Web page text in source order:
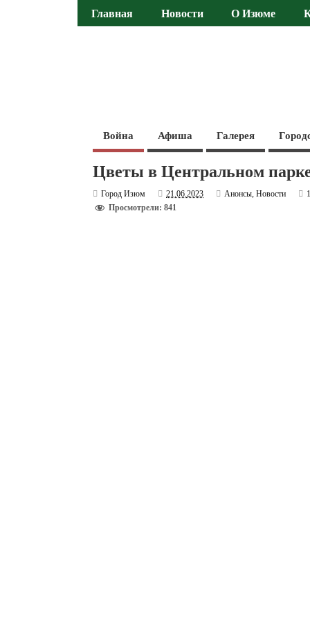
Главная Новости О Изюме
Война Афиша Галерея
Цветы в Центральном
Город Изюм 21.06.2023 Анонсы,Новости
Просмотрели: 841